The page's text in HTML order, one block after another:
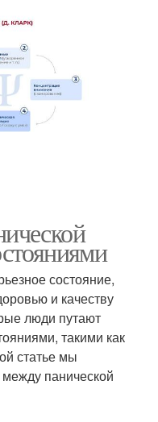
состояние,
и качеству
люди путают
такими как
статье мы
панической